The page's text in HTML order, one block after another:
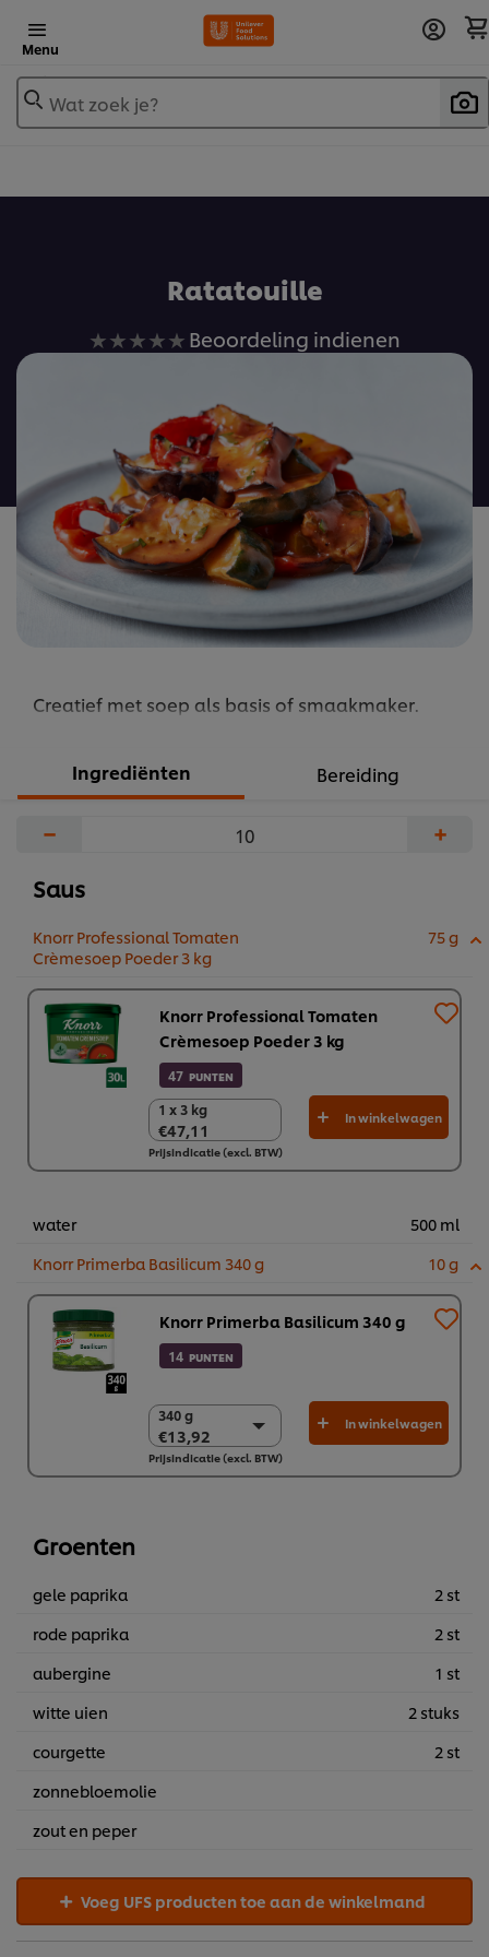
Menu
Wat zoek je?
Ratatouille
Geen
voor
deze
recipe
Beoordeling indienen
Creatief met soep als basis of smaakmaker.
Ingrediënten Bereiding
− +
Saus
Knorr Professional Tomaten
Crèmesoep Poeder 3 kg​
75 g
Knorr Professional Tomaten
Crèmesoep Poeder 3 kg​
47 PUNTEN
1 x 3 kg
€47,11
1 x 3 kg
€47,11
In winkelwagen
Prijsindicatie (excl. BTW)
water
500 ml
Knorr Primerba Basilicum 340 g
10 g
Knorr Primerba Basilicum 340 g
14 PUNTEN
340 g
€13,92
340 g
€13,92
2 x 340 g
In winkelwagen
Prijsindicatie (excl. BTW)
Groenten
gele paprika
2 st
rode paprika
2 st
aubergine
1 st
witte uien
2 stuks
courgette
2 st
zonnebloemolie
zout en peper
Voeg UFS producten toe aan de winkelmand